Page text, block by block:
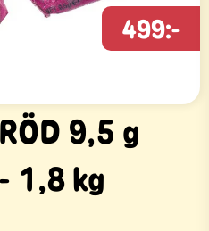
9,5 g
1,8 kg
499:-